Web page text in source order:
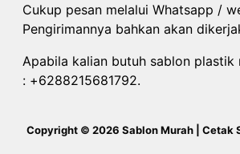
Cukup pesan melalui Whatsapp /
Pengirimannya bahkan akan
Apabila kalian butuh sablon plastik
: +6288215681792.
Copyright © 2026 Sablon Murah | Cetak